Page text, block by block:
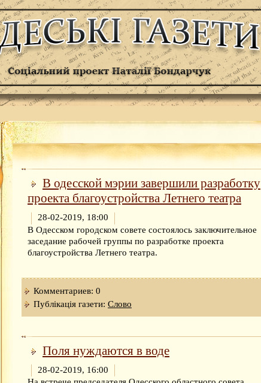
В одесской мэрии завершили разработку
проекта благоустройства Летнего театра
28-02-2019, 18:00
В Одесском городском совете состоялось заключительное
заседание рабочей группы по разработке проекта
благоустройства Летнего театра.
Комментариев: 0
Публікація газети: Слово
Поля нуждаются в воде
28-02-2019, 16:00